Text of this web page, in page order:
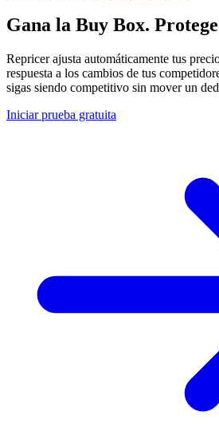
Gana la Buy Box.
Repricer ajusta automáticamente tus
respuesta a los cambios de tus
sigas siendo competitivo sin mover un
Iniciar prueba gratuita